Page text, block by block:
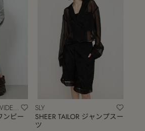
ンピー
SLY
SHEER TAILOR ジャンプスー
ツ